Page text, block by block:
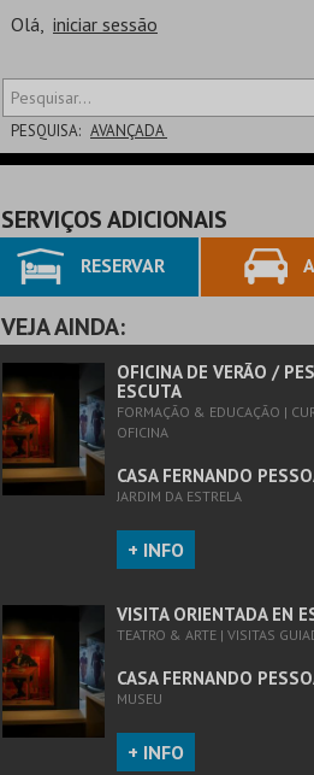
Olá, iniciar sessão
PESQUISA: AVANÇADA
SALA
SERVIÇOS ADICIONAIS
RESERVAR
VEJA AINDA:
OFICINA DE VERÃO /
ESCUTA
FORMAÇÃO & EDUCAÇÃO |
OFICINA
CASA FERNANDO
JARDIM DA ESTRELA
+ INFO
VISITA ORIENTADA EN
TEATRO & ARTE | VISITAS
CASA FERNANDO
MUSEU
+ INFO